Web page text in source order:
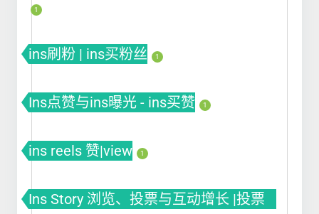
1
ins刷粉 | ins买粉丝 1
Ins点赞与ins曝光 - ins买赞 1
ins reels 赞|view 1
Ins Story 浏览、投票与互动增长 |投票